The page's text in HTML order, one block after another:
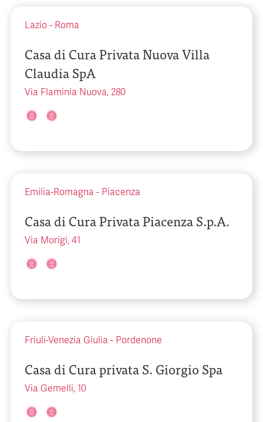
Lazio - Roma
Casa di Cura Privata Nuova Villa
Claudia SpA
Via Flaminia Nuova, 280
Emilia-Romagna - Piacenza
Casa di Cura Privata Piacenza S.p.A.
Via Morigi, 41
Friuli-Venezia Giulia - Pordenone
Casa di Cura privata S. Giorgio Spa
Via Gemelli, 10